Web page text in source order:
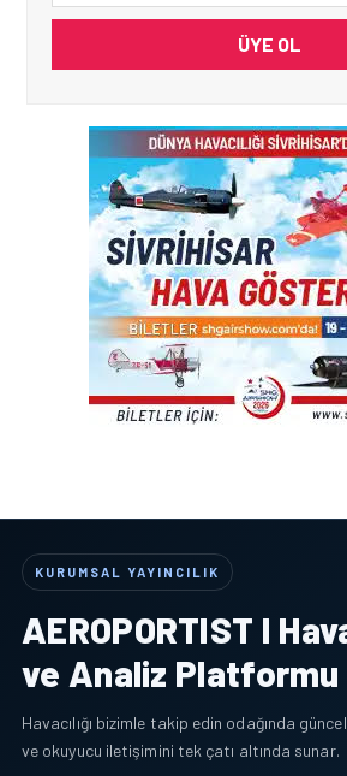
ÜYE OL
KURUMSAL YAYINCILIK
AEROPORTIST I
ve Analiz Platformu
Havacılığı bizimle takip edin odağında
ve okuyucu iletişimini tek çatı altında sunar.